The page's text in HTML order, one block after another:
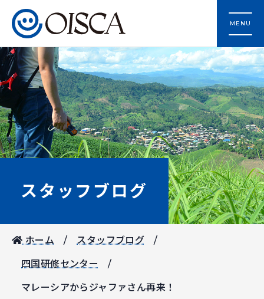
MENU
スタッフブログ
ホーム スタッフブログ
四国研修センター
マレーシアからジャファさん再来！